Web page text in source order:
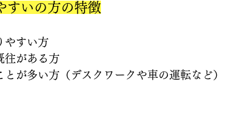
すいの方の特徴
やすい方
往がある方
とが多い方（デスクワークや車の運転など）